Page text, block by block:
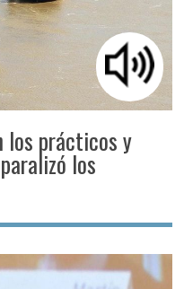
los prácticos y
los